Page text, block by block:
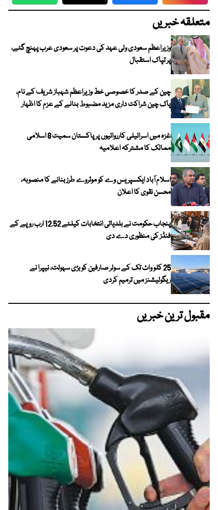
متعلقہ خبریں
وزیراعظم سعودی ولی عہد کی دعوت پر سعودی عرب پہنچ گئے،
پر تپاک استقبال
چین کے صدر کا خصوصی خط وزیراعظم شہباز شریف کے نام،
پاک چین شراکت داری مزید مضبوط بنانے کے عزم کا اظہار
غزہ میں اسرائیلی کارروائیوں پر پاکستان سمیت 8 اسلامی
ممالک کا مشترکہ اعلامیہ
اسلام آباد ایکسپریس وے کو موٹروے طرز بنانے کا منصوبہ،
محسن نقوی کا اعلان
پنجاب حکومت نے بلدیاتی انتخابات کیلئے 12.52 ارب روپے کے
فنڈز کی منظوری دے دی
25 کلو واٹ تک کے سولر صارفین کو بڑی سہولت، نیپرا نے
ریگولیشنز میں ترمیم کردی
مقبول ترین خبریں